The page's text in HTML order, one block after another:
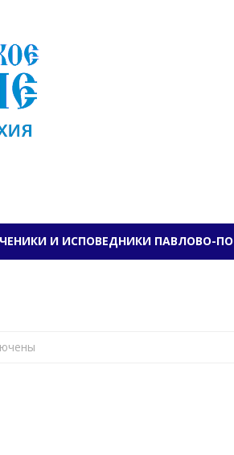
ПАВЛОВО-
И ИСПОВЕДНИКИ ПАВЛОВО-